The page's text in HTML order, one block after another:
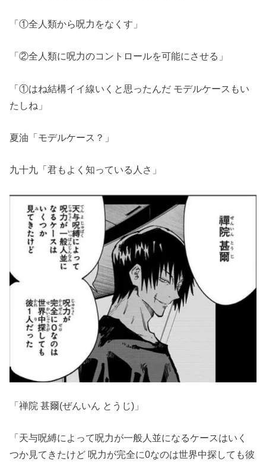
「①全人類から呪力をなくす」
「②全人類に呪力のコントロールを可能にさせる」
「①はね結構イイ線いくと思ったんだ モデルケースもい
たしね」
夏油「モデルケース？」
九十九「君もよく知っている人さ」
「禅院 甚爾(ぜんいん とうじ)」
「天与呪縛によって呪力が一般人並になるケースはいく
つか見てきたけど 呪力が完全に0なのは世界中探しても彼